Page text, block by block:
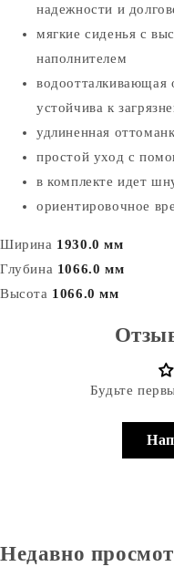
надежности и
мягкие сиденья с
наполнителем
водоотталкивающая
устойчива к
удлиненная
простой уход с
в комплекте идет
ориентировочное
Ширина 1930.0 мм
Глубина 1066.0 мм
Высота 1066.0 мм
Будьте
Недавно